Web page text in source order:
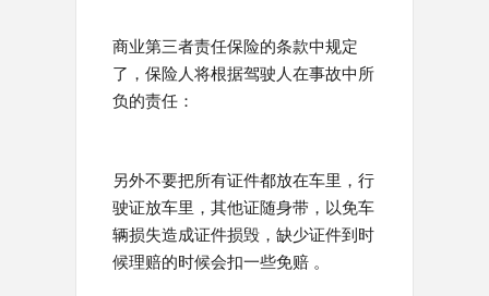
商业第三者责任保险的条款中规定
了，保险人将根据驾驶人在事故中所
负的责任：
另外不要把所有证件都放在车里，行
驶证放车里，其他证随身带，以免车
辆损失造成证件损毁，缺少证件到时
候理赔的时候会扣一些免赔 。